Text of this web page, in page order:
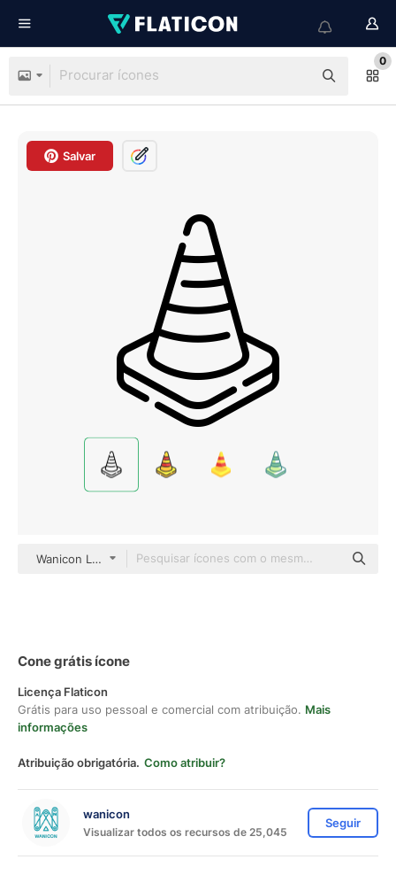
0
Salvar
Wanicon Lineal
Cone grátis ícone
Licença Flaticon
Grátis para uso pessoal e comercial com atribuição. Mais
informações
Atribuição obrigatória. Como atribuir?
wanicon
Visualizar todos os recursos de 25,045
Seguir